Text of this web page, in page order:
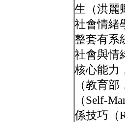
生（洪麗
社會情緒
整套有系
社會與情
核心能力
（教育
（Self-
係技巧（